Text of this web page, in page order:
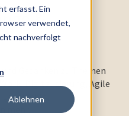
erfasst. Ein
verwendet,
nachverfolgt
Ablehnen
&
Gedanken zu Themen
Work, Digitalisierung, Agile
mehr.